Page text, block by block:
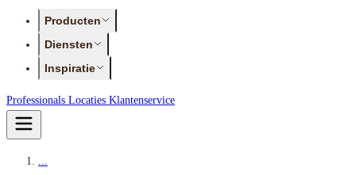
Producten
Diensten
Inspiratie
Professionals Locaties Klantenservice
...